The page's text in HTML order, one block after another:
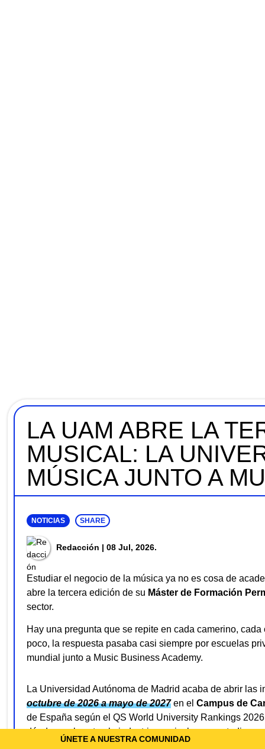
ÚNETE A NUESTRA COMUNIDAD
LA UAM ABRE LA
MUSICAL: LA
MÚSICA JUNTO A
NOTICIAS SHARE
Redacción | 08 Jul, 2026.
Estudiar el negocio de la música ya no es cosa de
abre la tercera edición de su Máster de Formación
sector.
Hay una pregunta que se repite en cada camerino,
poco, la respuesta pasaba casi siempre por escuelas
mundial junto a Music Business Academy.
La Universidad Autónoma de Madrid acaba de abrir
octubre de 2026 a mayo de 2027en el Campus de
de España según el QS World University Rankings
dónde va el sector: la industria musical ya se estudia